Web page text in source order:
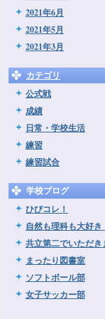
2021年6月
2021年5月
2021年3月
カテゴリ
公式戦
成績
日常・学校生活
練習
練習試合
学校ブログ
ひびコレ！
自然も理科も大好き
共立第二でいただき
まったり図書室
ソフトボール部
女子サッカー部